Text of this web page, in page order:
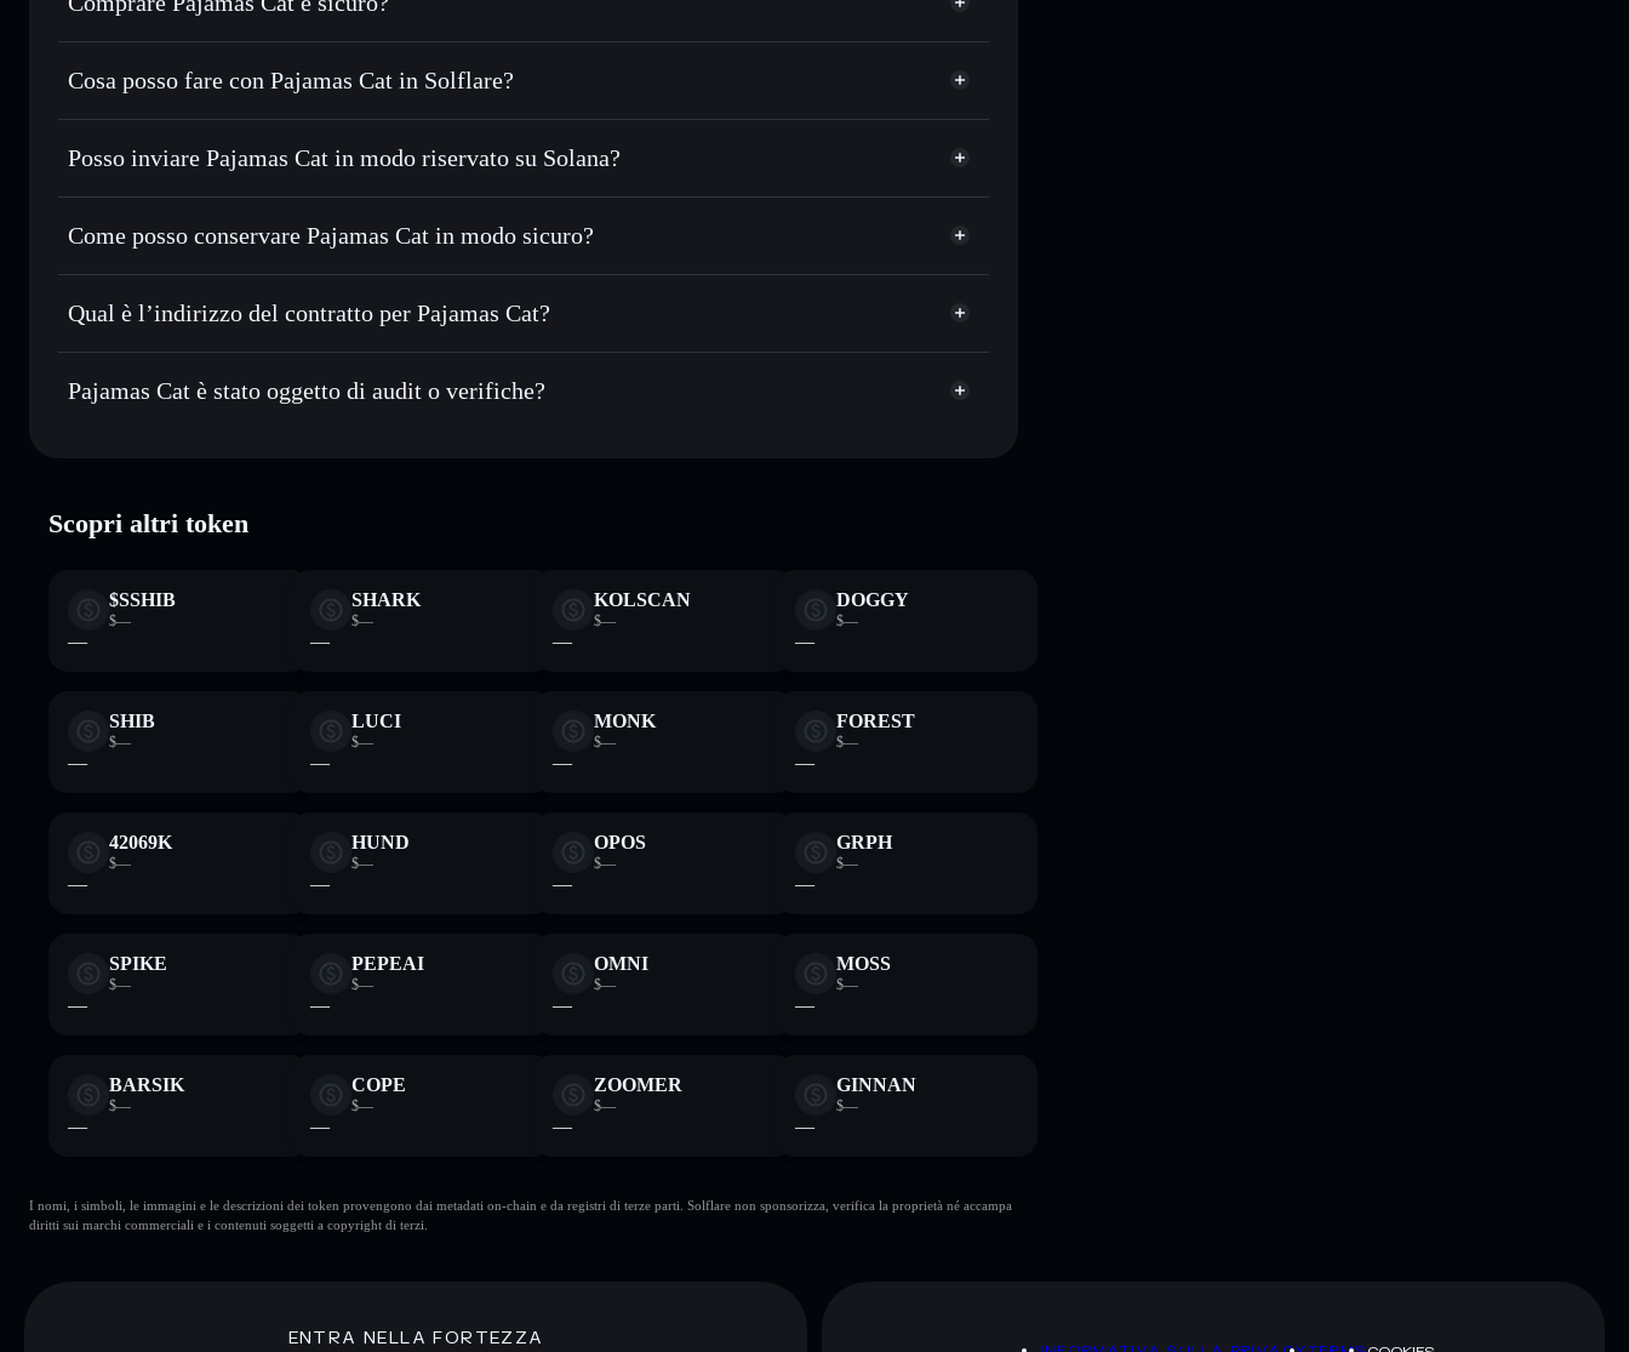
Pajamas Cat token verificato
Cosa posso fare con Pajamas Cat in Solflare?
Pajamas Cat
wallet Solflare
Scambiare istantaneamente— scambia PAJAMAS in SOL, USDC o in migliaia di altri token Solana al prezzo
Usare il DCA— applica la strategia dollar-cost average su PAJAMAS nel tempo
Inviare in modo riservato— trasferisci PAJAMAS senza collegare pubblicamente i wallet usando l’Aggregatore di
privacy incorporato di Solflare
esclusivo controllo delle tue chiavi private
Posso inviare Pajamas Cat in modo riservato su Solana?
wallet Solflare Aggregatore di privacy
Pajamas
Come posso conservare Pajamas Cat in modo sicuro?
Pajamas Cat wallet non-custodial Solflare
Aggregatore di
privacy
Qual è l’indirizzo del contratto per Pajamas Cat?
Pajamas Cat
FvER7SsvY5GqAMawf7Qfb5MnUUmDdbPNPg4nCa4zHoLw
Pajamas Cat è stato oggetto di audit o verifiche?
Scopri altri token
$SSHIB
$—
—
SHARK
$—
—
KOLSCAN
$—
—
DOGGY
$—
—
SHIB
$—
—
LUCI
$—
—
MONK
$—
—
FOREST
$—
—
42069K
$—
—
HUND
$—
—
OPOS
$—
—
GRPH
$—
—
SPIKE
$—
—
PEPEAI
$—
—
OMNI
$—
—
MOSS
$—
—
BARSIK
$—
—
COPE
$—
—
ZOOMER
$—
—
GINNAN
$—
—
I nomi, i simboli, le immagini e le descrizioni dei token provengono dai metadati on-chain e da registri di terze parti. Solflare non sponsorizza, verifica la proprietà né accampa
diritti sui marchi commerciali e i contenuti soggetti a copyright di terzi.
ENTRA NELLA FORTEZZA